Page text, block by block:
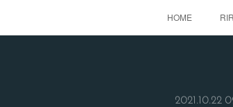
HOME
2021.10.22